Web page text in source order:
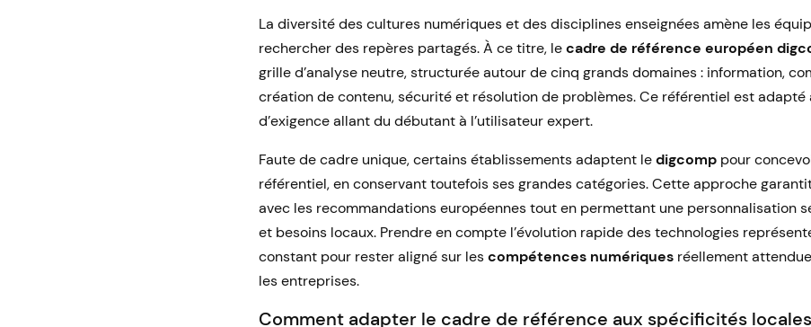
La diversité des cultures numériques et des disciplines enseignées amène les
rechercher des repères partagés. À ce titre, lecadre de référence européen
grille d’analyse neutre, structurée autour de cinq grands domaines : information,
création de contenu, sécurité et résolution de problèmes. Ce référentiel est adapté
d’exigence allant du débutant à l’utilisateur expert.
Faute de cadre unique, certains établissements adaptent ledigcomp pour
référentiel, en conservant toutefois ses grandes catégories. Cette approche
avec les recommandations européennes tout en permettant une personnalisation
et besoins locaux. Prendre en compte l’évolution rapide des technologies
constant pour rester aligné sur lescompétences numériques réellement
les entreprises.
Comment adapter le cadre de référence aux spécificités